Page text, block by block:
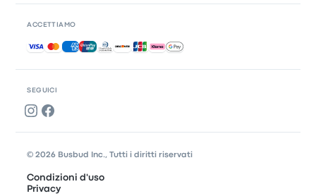
SEGUICI
ACCETTIAMO
Pagamenti accettati
© 2026 Busbud Inc., Tutti i diritti riservati
Condizioni d'uso
Privacy